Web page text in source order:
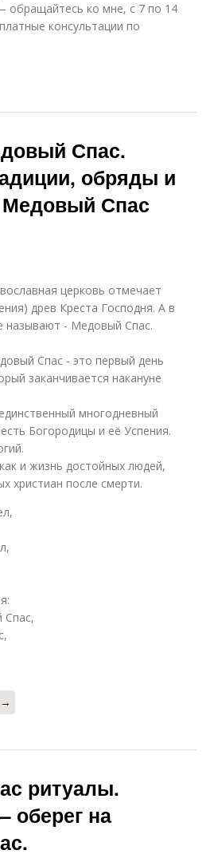
обращайтесь ко мне, с 7 по 14
консультации по
Спас.
обряды и
Медовый Спас
церковь отмечает
древ Креста Господня. А в
называют - Медовый Спас.
Спас - это первый день
заканчивается накануне
многодневный
Богородицы и её Успения.
и жизнь достойных людей,
христиан после смерти.
Спас,
→
ритуалы.
оберег на